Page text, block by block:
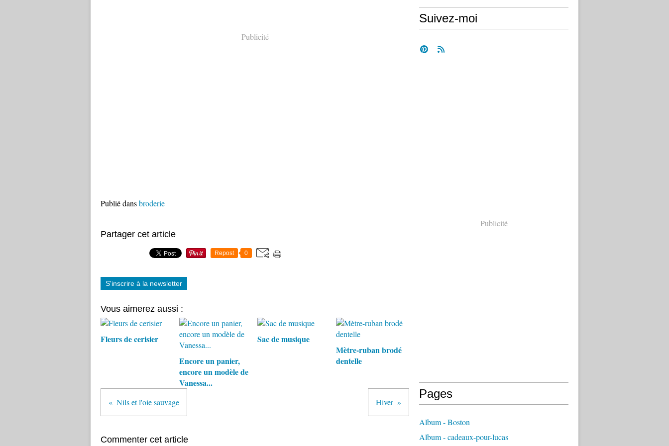
Publicité
Publié dansbroderie
Partager cet article
Repost 0
S'inscrire à la newsletter
Vous aimerez aussi :
Fleurs de cerisier
Encore un panier,
encore un modèle de
Vanessa...
Sac de musique
Mètre-ruban brodé
dentelle
Nils et l'oie sauvage Hiver
Commenter cet article
Suivez-moi
Publicité
Pages
Album - Boston
Album - cadeaux-pour-lucas